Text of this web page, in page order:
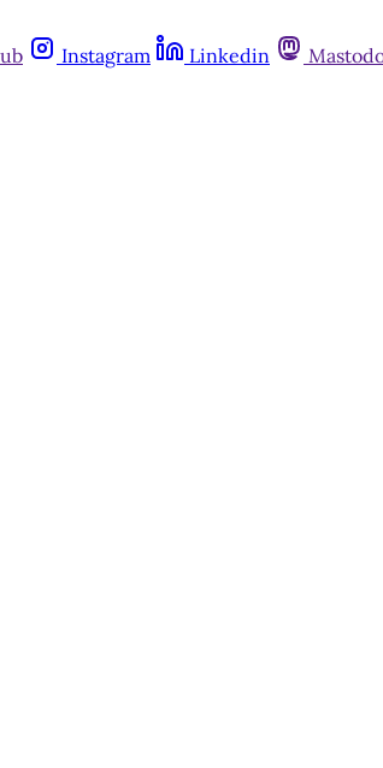
Instagram Linkedin